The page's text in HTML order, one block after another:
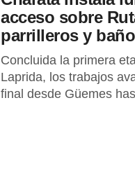
acceso sobre
parrilleros y
Concluida la primera
Laprida, los trabajos
final desde Güemes